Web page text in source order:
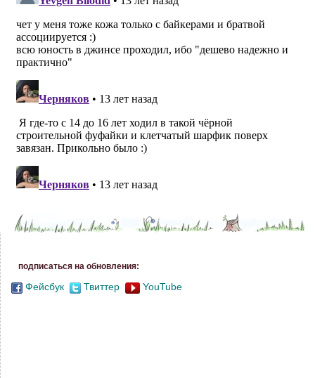
подписаться на обновления:
Фейсбук Твиттер YouTube